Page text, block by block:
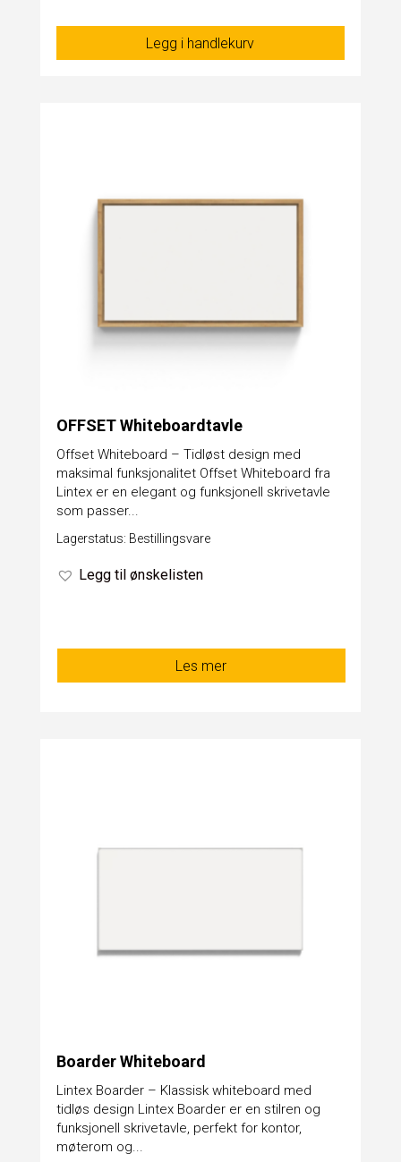
Legg i handlekurv
OFFSET Whiteboardtavle
Offset Whiteboard – Tidløst design med
maksimal funksjonalitet Offset Whiteboard fra
Lintex er en elegant og funksjonell skrivetavle
som passer...
Lagerstatus: Bestillingsvare
Legg til ønskelisten
Les mer
Boarder Whiteboard
Lintex Boarder – Klassisk whiteboard med
tidløs design Lintex Boarder er en stilren og
funksjonell skrivetavle, perfekt for kontor,
møterom og...